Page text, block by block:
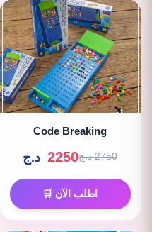
Code Breaking
2750 د.ج 2250 د.ج
اطلب الآن 🛒